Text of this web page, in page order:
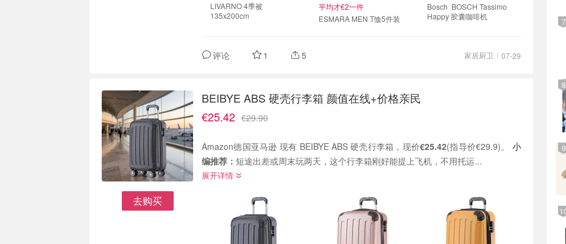
LIVARNO 4季被
135x200cm
平均才€2一件
ESMARA MEN T恤5件装
Bosch BOSCH Tassimo
Happy 胶囊咖啡机
评论 1 5 家居厨卫 07-29
去购买
BEIBYE ABS 硬壳行李箱 颜值在线+价格亲民
€25.42 €29.90
Amazon德国亚马逊 现有 BEIBYE ABS 硬壳行李箱，现价€25.42(指导价€29.9)。 小
编推荐： 短途出差或周末玩两天，这个行李箱刚好能提上飞机，不用托运...
展开详情